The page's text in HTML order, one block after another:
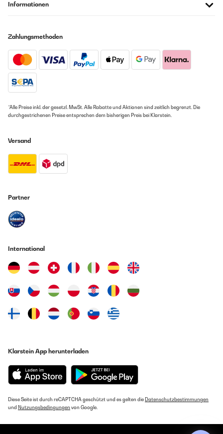
Informationen
Zahlungsmethoden
*Alle Preise inkl. der gesetzl. MwSt. Alle Rabatte und Aktionen sind zeitlich begrenzt. Die
durchgestrichenen Preise entsprechen dem bisherigen Preis bei Klarstein.
Versand
Partner
International
Klarstein App herunterladen
Diese Seite ist durch reCAPTCHA geschützt und es gelten die Datenschutzbestimmungen
und Nutzungsbedingungen von Google.